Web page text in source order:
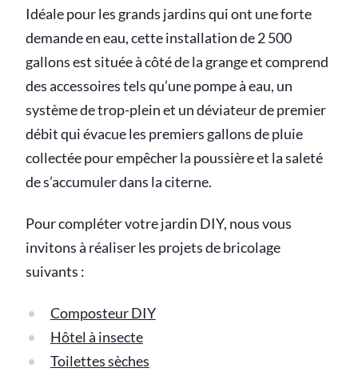
Idéale pour les grands jardins qui ont une forte
demande en eau, cette installation de 2 500
gallons est située à côté de la grange et comprend
des accessoires tels qu’une pompe à eau, un
système de trop-plein et un déviateur de premier
débit qui évacue les premiers gallons de pluie
collectée pour empêcher la poussière et la saleté
de s’accumuler dans la citerne.
Pour compléter votre jardin DIY, nous vous
invitons à réaliser les projets de bricolage
suivants :
Composteur DIY
Hôtel à insecte
Toilettes sèches